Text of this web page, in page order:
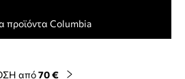
προϊόντα Columbia
από70 €